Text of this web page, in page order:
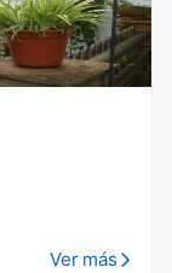
Ver más